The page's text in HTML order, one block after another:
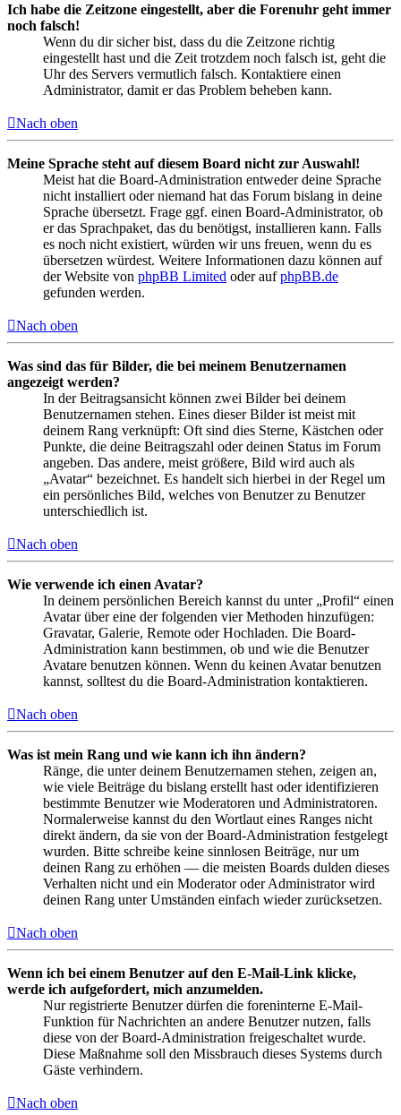
Ich habe die Zeitzone eingestellt, aber die Forenuhr geht immer
noch falsch!
Wenn du dir sicher bist, dass du die Zeitzone richtig
eingestellt hast und die Zeit trotzdem noch falsch ist, geht die
Uhr des Servers vermutlich falsch. Kontaktiere einen
Administrator, damit er das Problem beheben kann.
Nach oben
Meine Sprache steht auf diesem Board nicht zur Auswahl!
Meist hat die Board-Administration entweder deine Sprache
nicht installiert oder niemand hat das Forum bislang in deine
Sprache übersetzt. Frage ggf. einen Board-Administrator, ob
er das Sprachpaket, das du benötigst, installieren kann. Falls
es noch nicht existiert, würden wir uns freuen, wenn du es
übersetzen würdest. Weitere Informationen dazu können auf
der Website von phpBB Limited oder aufphpBB.de
gefunden werden.
Nach oben
Was sind das für Bilder, die bei meinem Benutzernamen
angezeigt werden?
In der Beitragsansicht können zwei Bilder bei deinem
Benutzernamen stehen. Eines dieser Bilder ist meist mit
deinem Rang verknüpft: Oft sind dies Sterne, Kästchen oder
Punkte, die deine Beitragszahl oder deinen Status im Forum
angeben. Das andere, meist größere, Bild wird auch als
„Avatar“ bezeichnet. Es handelt sich hierbei in der Regel um
ein persönliches Bild, welches von Benutzer zu Benutzer
unterschiedlich ist.
Nach oben
Wie verwende ich einen Avatar?
In deinem persönlichen Bereich kannst du unter „Profil“ einen
Avatar über eine der folgenden vier Methoden hinzufügen:
Gravatar, Galerie, Remote oder Hochladen. Die Board-
Administration kann bestimmen, ob und wie die Benutzer
Avatare benutzen können. Wenn du keinen Avatar benutzen
kannst, solltest du die Board-Administration kontaktieren.
Nach oben
Was ist mein Rang und wie kann ich ihn ändern?
Ränge, die unter deinem Benutzernamen stehen, zeigen an,
wie viele Beiträge du bislang erstellt hast oder identifizieren
bestimmte Benutzer wie Moderatoren und Administratoren.
Normalerweise kannst du den Wortlaut eines Ranges nicht
direkt ändern, da sie von der Board-Administration festgelegt
wurden. Bitte schreibe keine sinnlosen Beiträge, nur um
deinen Rang zu erhöhen — die meisten Boards dulden dieses
Verhalten nicht und ein Moderator oder Administrator wird
deinen Rang unter Umständen einfach wieder zurücksetzen.
Nach oben
Wenn ich bei einem Benutzer auf den E-Mail-Link klicke,
werde ich aufgefordert, mich anzumelden.
Nur registrierte Benutzer dürfen die foreninterne E-Mail-
Funktion für Nachrichten an andere Benutzer nutzen, falls
diese von der Board-Administration freigeschaltet wurde.
Diese Maßnahme soll den Missbrauch dieses Systems durch
Gäste verhindern.
Nach oben